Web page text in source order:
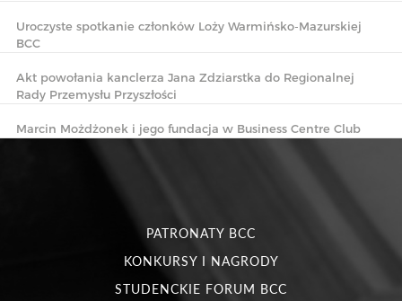
Uroczyste spotkanie członków Loży Warmińsko-Mazurskiej
BCC
Akt powołania kanclerza Jana Zdziarstka do Regionalnej
Rady Przemysłu Przyszłości
Marcin Możdżonek i jego fundacja w Business Centre Club
PATRONATY BCC
KONKURSY I NAGRODY
STUDENCKIE FORUM BCC